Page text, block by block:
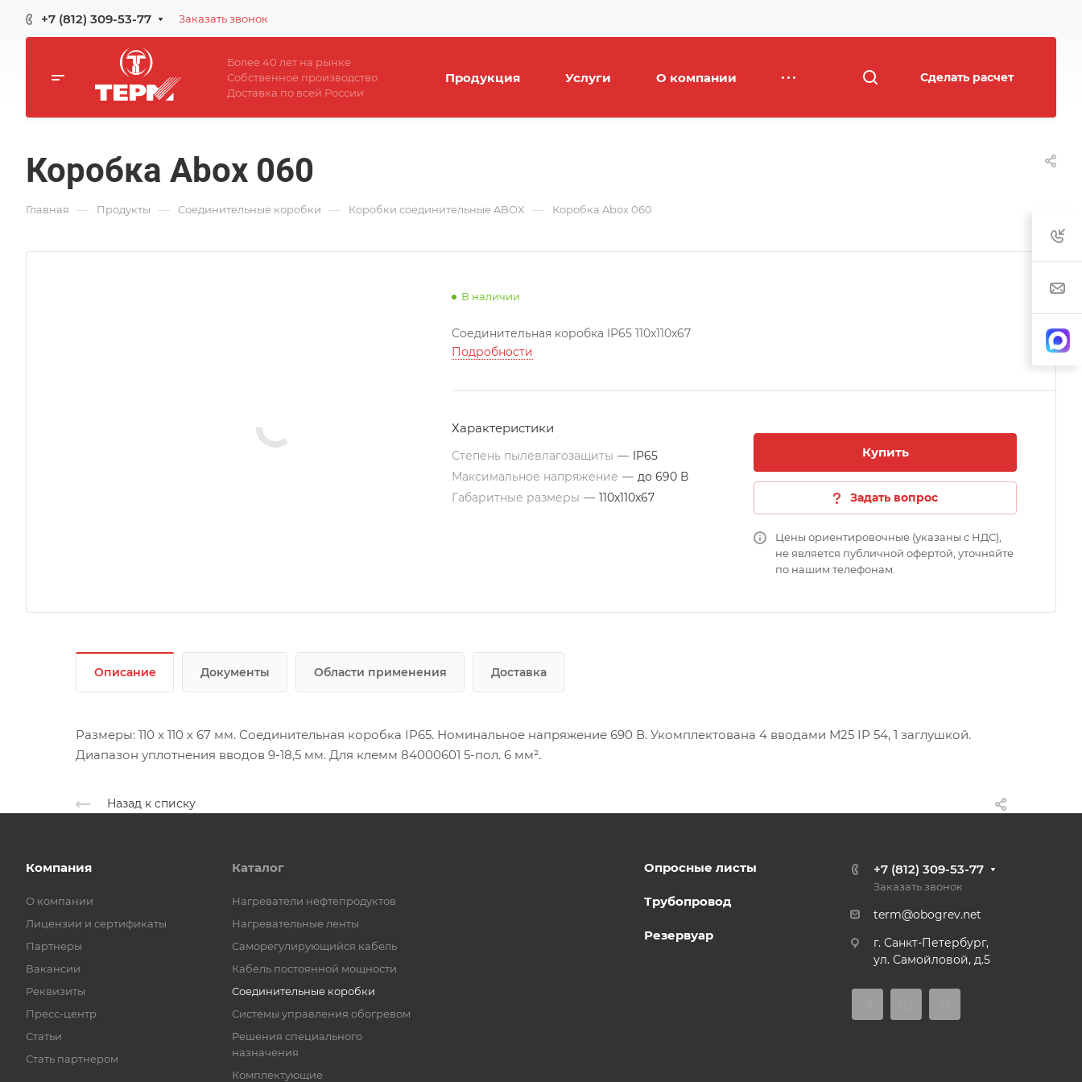
+7 (812) 309-53-77 Заказать звонок
Более 40 лет на рынке
Собственное производство
Доставка по всей России
Продукция Услуги О компании Сделать расчет
Коробка Abox 060
Главная — Продукты — Соединительные коробки — Коробки соединительные ABOX — Коробка Abox 060
В наличии
Соединительная коробка IP65 110x110x67
Подробности
Характеристики
Степень пылевлагозащиты — IP65
Максимальное напряжение — до 690 В
Габаритные размеры — 110x110x67
Купить
Задать вопрос
Цены ориентировочные (указаны с НДС),
не является публичной офертой, уточняйте
по нашим телефонам.
Описание Документы Области применения Доставка
Размеры: 110 х 110 х 67 мм. Соединительная коробка IP65. Номинальное напряжение 690 В. Укомплектована 4 вводами М25 IP 54, 1 заглушкой.
Диапазон уплотнения вводов 9-18,5 мм. Для клемм 84000601 5-пол. 6 мм².
Назад к списку
Компания
О компании
Лицензии и сертификаты
Партнеры
Вакансии
Реквизиты
Пресс-центр
Статьи
Стать партнером
Каталог
Нагреватели нефтепродуктов
Нагревательные ленты
Саморегулирующийся кабель
Кабель постоянной мощности
Соединительные коробки
Системы управления обогревом
Решения специального
назначения
Комплектующие
Опросные листы
Трубопровод
Резервуар
+7 (812) 309-53-77
Заказать звонок
term@obogrev.net
г. Санкт-Петербург,
ул. Самойловой, д.5